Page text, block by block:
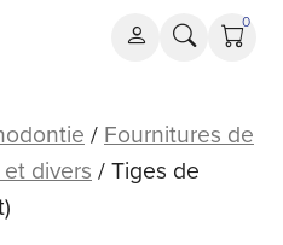
0
/ Fournitures de
divers / Tiges de